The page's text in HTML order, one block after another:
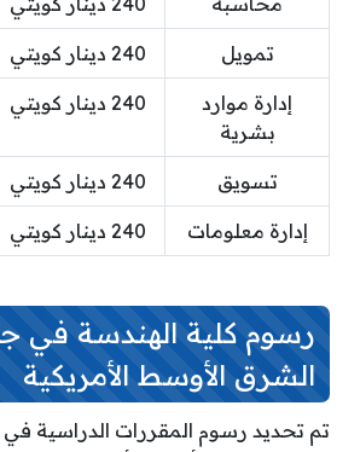
تمويل 240 دينار كويتي
إدارة موارد
بشرية
240 دينار كويتي
تسويق 240 دينار كويتي
إدارة معلومات 240 دينار كويتي
رسوم كلية الهندسة في
الشرق الأوسط الأمريكية
تم تحديد رسوم المقررات الدراسية